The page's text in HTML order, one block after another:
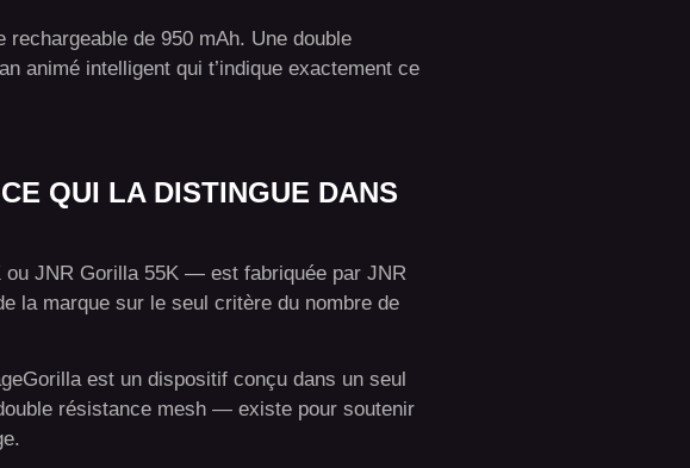
de 950 mAh. Une double
animé intelligent qui t’indique exactement ce
QUI LA DISTINGUE DANS
JNR Gorilla 55K — est fabriquée par JNR
la marque sur le seul critère du nombre de
est un dispositif conçu dans un seul
résistance mesh — existe pour soutenir